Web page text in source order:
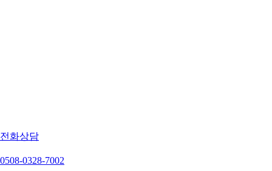
전화상담
0508-0328-7002